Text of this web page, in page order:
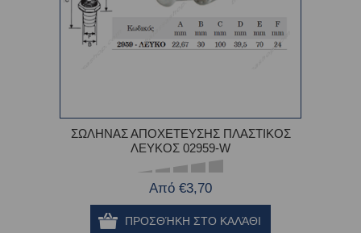
ΣΩΛΗΝΑΣ ΑΠΟΧΕΤΕΥΣΗΣ ΠΛΑΣΤΙΚΟΣ
ΛΕΥΚΟΣ 02959-W
Από €3,70